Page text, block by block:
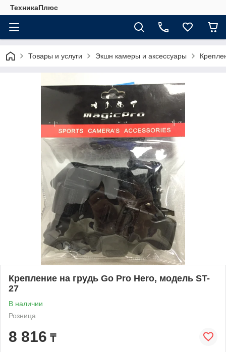
ТехникаПлюс
Товары и услуги Экшн камеры и аксессуары
Крепление на грудь Go Pro Hero, модель ST-
27
В наличии
Розница
8 816 ₸